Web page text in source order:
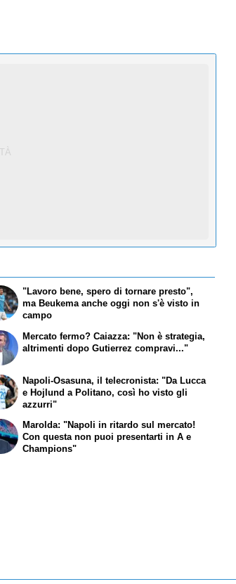
"Lavoro bene, spero di tornare presto",
ma Beukema anche oggi non s'è visto in
campo
Mercato fermo? Caiazza: "Non è strategia,
altrimenti dopo Gutierrez compravi..."
Napoli-Osasuna, il telecronista: "Da Lucca
e Hojlund a Politano, così ho visto gli
azzurri"
Marolda: "Napoli in ritardo sul mercato!
Con questa non puoi presentarti in A e
Champions"